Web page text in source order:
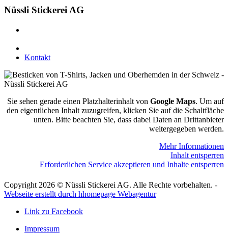
Nüssli Stickerei AG
Kontakt
Sie sehen gerade einen Platzhalterinhalt von Google Maps. Um auf
den eigentlichen Inhalt zuzugreifen, klicken Sie auf die Schaltfläche
unten. Bitte beachten Sie, dass dabei Daten an Drittanbieter
weitergegeben werden.
Mehr Informationen
Inhalt entsperren
Erforderlichen Service akzeptieren und Inhalte entsperren
Copyright 2026 © Nüssli Stickerei AG. Alle Rechte vorbehalten. -
Webseite erstellt durch hhomepage Webagentur
Link zu Facebook
Impressum